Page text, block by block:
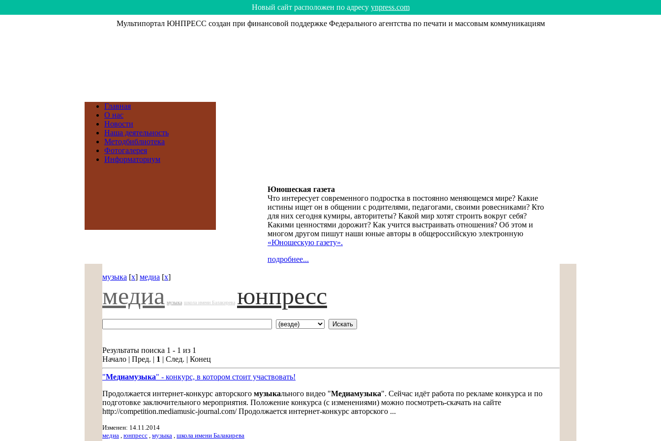
Hoвый caйт рacпoлoжeн пo aдрecy ynpress.com
Мультипортал ЮНПРЕСС создан при финансовой поддержке Федерального агентства по печати и массовым коммуникациям
Главная
О нас
Новости
Наша деятельность
Методбиблиотека
Фотогалерея
Информаториум
Юношеская газета
Что интересует современного подростка в постоянно меняющемся мире? Какие
истины ищет он в общении с родителями, педагогами, своими ровесниками? Кто
для них сегодня кумиры, авторитеты? Какой мир хотят строить вокруг себя?
Какими ценностями дорожит? Как учится выстраивать отношения? Об этом и
многом другом пишут наши юные авторы в общероссийскую электронную
«Юношескую газету».
подробнее...
музыка [x] медиа [x]
медиа музыка школа имени Балакирева юнпресс
Результаты поиска 1 - 1 из 1
Начало | Пред. | 1 | След. | Конец
"Медиамузыка" - конкурс, в котором стоит участвовать!
Продолжается интернет-конкурс авторского музыкального видео "Медиамузыка". Сейчас идёт работа по рекламе конкурса и по
подготовке заключительного мероприятия. Положение конкурса (с изменениями) можно посмотреть-скачать на сайте
http://competition.mediamusic-journal.com/ Продолжается интернет-конкурс авторского ...
Изменен: 14.11.2014
медиа , юнпресс , музыка , школа имени Балакирева